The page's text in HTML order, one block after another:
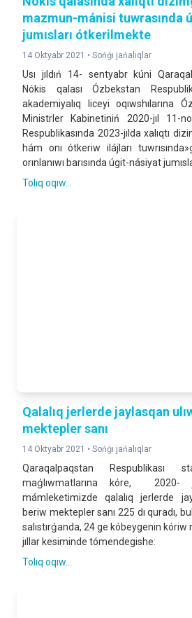
mazmun-mánisi tuwrasında
jumısları ótkerilmekte
14 Oktyabr 2021 • Sońǵı jańalıqlar
Usı jıldıń 14- sentyabr kúni
Nókis qalası Ózbekstan
akademiyalıq liceyi oqıwshılarına
Ministrler Kabinetiniń 2020-jıl 11-
Respublikasında 2023-jılda xalıqtı
hám onı ótkeriw ilájları
orınlanıwı barısında úgit-násiyat
Tolıq oqıw...
Qalalıq jerlerde jaylasqan
mektepler sanı
14 Oktyabr 2021 • Sońǵı jańalıqlar
Qaraqalpaqstan Respublikası
maǵlıwmatlarına kóre, 2020-
mámleketimizde qalalıq jerlerde
beriw mektepler sanı 225 dı quradı,
salıstırǵanda, 24 ge kóbeygenin
jıllar kesiminde tómendegishе:
Tolıq oqıw...